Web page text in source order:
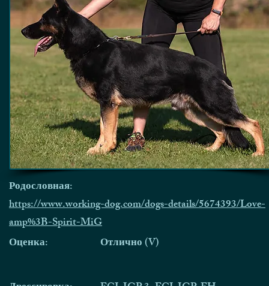
Родословная:
https://www.working-dog.com/dogs-details/5674393/Love-
amp%3B-Spirit-MiG
Оценка:
Отлично (V)